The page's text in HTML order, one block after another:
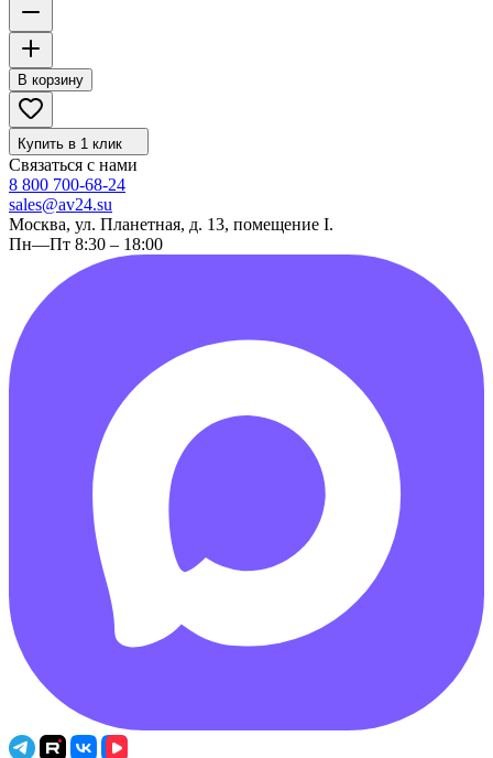
В корзину
Купить в 1 клик
Связаться с нами
8 800 700-68-24
sales@av24.su
Москва, ул. Планетная, д. 13, помещение I.
Пн—Пт 8:30 – 18:00